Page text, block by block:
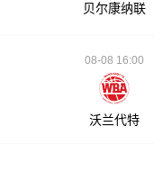
贝尔康纳联
08-08 16:00
沃兰代特